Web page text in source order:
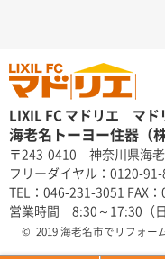
LIXIL FC マドリエ マド
海老名トーヨー住器（株
〒243-0410 神奈川県海
フリーダイヤル：0120-
TEL：046-231-3051 FAX
営業時間 8:30～17:30（
© 2019 海老名市でリフォー